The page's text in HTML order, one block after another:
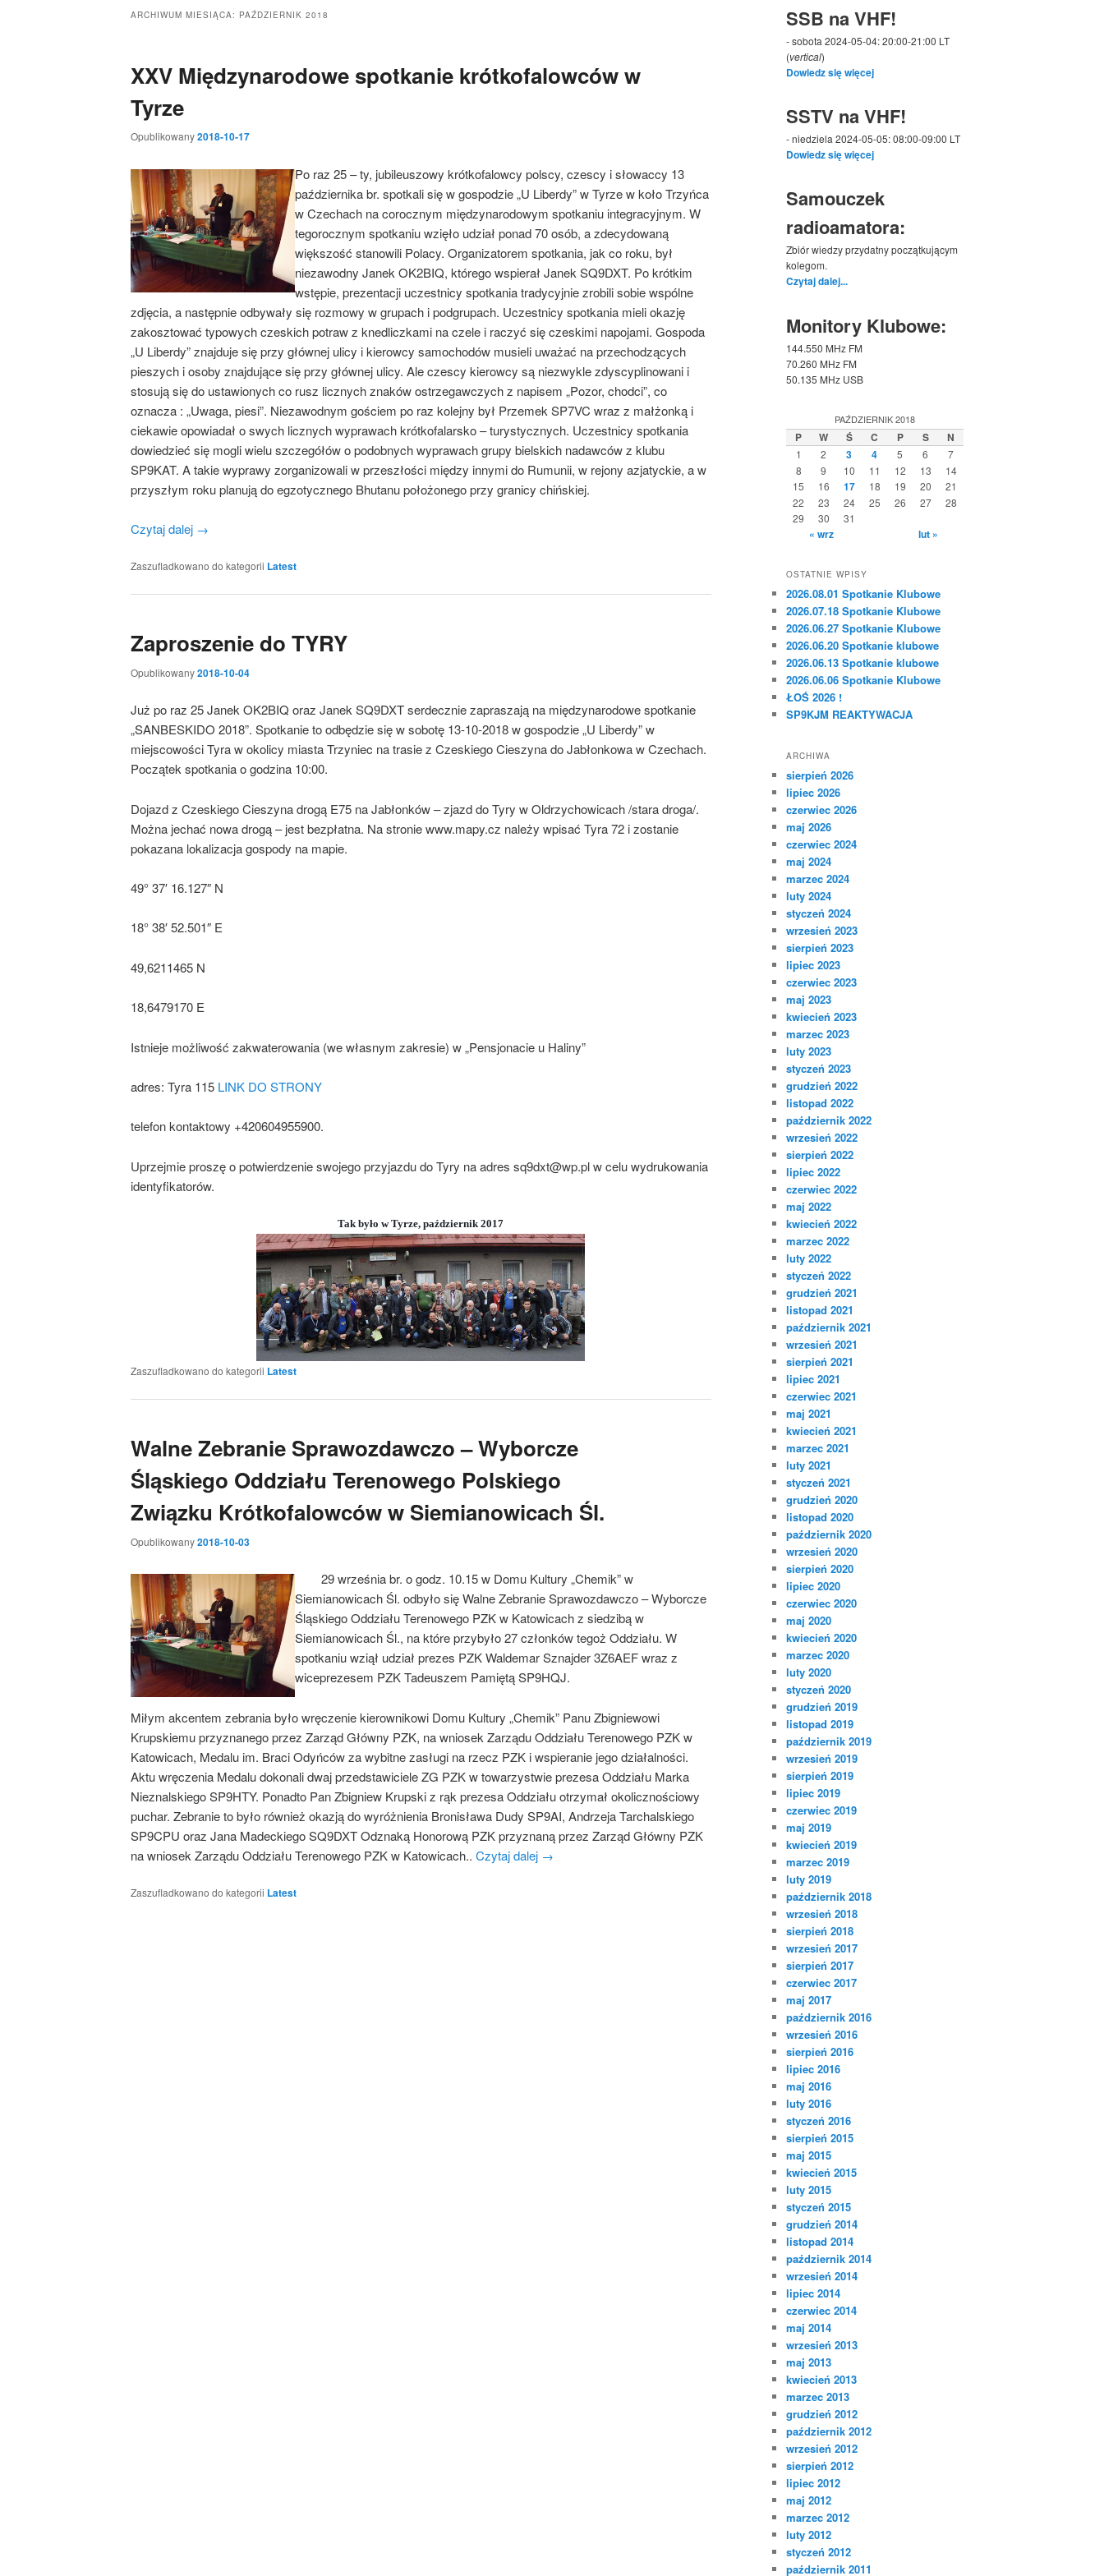
ARCHIWUM MIESIĄCA: PAŹDZIERNIK 2018
XXV Międzynarodowe spotkanie krótkofalowców w
Tyrze
Opublikowany2018-10-17
Po raz 25 – ty, jubileuszowy krótkofalowcy polscy, czescy i słowaccy 13
października br. spotkali się w gospodzie „U Liberdy” w Tyrze w koło Trzyńca
w Czechach na corocznym międzynarodowym spotkaniu integracyjnym. W
tegorocznym spotkaniu wzięło udział ponad 70 osób, a zdecydowaną
większość stanowili Polacy. Organizatorem spotkania, jak co roku, był
niezawodny Janek OK2BIQ, którego wspierał Janek SQ9DXT. Po krótkim
wstępie, prezentacji uczestnicy spotkania tradycyjnie zrobili sobie wspólne
zdjęcia, a następnie odbywały się rozmowy w grupach i podgrupach. Uczestnicy spotkania mieli okazję
zakosztować typowych czeskich potraw z knedliczkami na czele i raczyć się czeskimi napojami. Gospoda
„U Liberdy” znajduje się przy głównej ulicy i kierowcy samochodów musieli uważać na przechodzących
pieszych i osoby znajdujące się przy głównej ulicy. Ale czescy kierowcy są niezwykle zdyscyplinowani i
stosują się do ustawionych co rusz licznych znaków ostrzegawczych z napisem „Pozor, chodci”, co
oznacza : „Uwaga, piesi”. Niezawodnym gościem po raz kolejny był Przemek SP7VC wraz z małżonką i
ciekawie opowiadał o swych licznych wyprawach krótkofalarsko – turystycznych. Uczestnicy spotkania
dowiedzieć się mogli wielu szczegółów o podobnych wyprawach grupy bielskich nadawców z klubu
SP9KAT. A takie wyprawy zorganizowali w przeszłości między innymi do Rumunii, w rejony azjatyckie, a w
przyszłym roku planują do egzotycznego Bhutanu położonego przy granicy chińskiej.
Czytaj dalej →
Zaszufladkowano do kategorii Latest
Zaproszenie do TYRY
Opublikowany2018-10-04
Już po raz 25 Janek OK2BIQ oraz Janek SQ9DXT serdecznie zapraszają na międzynarodowe spotkanie
„SANBESKIDO 2018”. Spotkanie to odbędzie się w sobotę 13-10-2018 w gospodzie „U Liberdy” w
miejscowości Tyra w okolicy miasta Trzyniec na trasie z Czeskiego Cieszyna do Jabłonkowa w Czechach.
Początek spotkania o godzina 10:00.
Dojazd z Czeskiego Cieszyna drogą E75 na Jabłonków – zjazd do Tyry w Oldrzychowicach /stara droga/.
Można jechać nowa drogą – jest bezpłatna. Na stronie www.mapy.cz należy wpisać Tyra 72 i zostanie
pokazana lokalizacja gospody na mapie.
49° 37′ 16.127″ N
18° 38′ 52.501″ E
49,6211465 N
18,6479170 E
Istnieje możliwość zakwaterowania (we własnym zakresie) w „Pensjonacie u Haliny”
adres: Tyra 115 LINK DO STRONY
telefon kontaktowy +420604955900.
Uprzejmie proszę o potwierdzenie swojego przyjazdu do Tyry na adres sq9dxt@wp.pl w celu wydrukowania
identyfikatorów.
Tak było w Tyrze, październik 2017
Zaszufladkowano do kategorii Latest
Walne Zebranie Sprawozdawczo – Wyborcze
Śląskiego Oddziału Terenowego Polskiego
Związku Krótkofalowców w Siemianowicach Śl.
Opublikowany2018-10-03
29 września br. o godz. 10.15 w Domu Kultury „Chemik” w
Siemianowicach Śl. odbyło się Walne Zebranie Sprawozdawczo – Wyborcze
Śląskiego Oddziału Terenowego PZK w Katowicach z siedzibą w
Siemianowicach Śl., na które przybyło 27 członków tegoż Oddziału. W
spotkaniu wziął udział prezes PZK Waldemar Sznajder 3Z6AEF wraz z
wiceprezesem PZK Tadeuszem Pamiętą SP9HQJ.
Miłym akcentem zebrania było wręczenie kierownikowi Domu Kultury „Chemik” Panu Zbigniewowi
Krupskiemu przyznanego przez Zarząd Główny PZK, na wniosek Zarządu Oddziału Terenowego PZK w
Katowicach, Medalu im. Braci Odyńców za wybitne zasługi na rzecz PZK i wspieranie jego działalności.
Aktu wręczenia Medalu dokonali dwaj przedstawiciele ZG PZK w towarzystwie prezesa Oddziału Marka
Nieznalskiego SP9HTY. Ponadto Pan Zbigniew Krupski z rąk prezesa Oddziału otrzymał okolicznościowy
puchar. Zebranie to było również okazją do wyróżnienia Bronisława Dudy SP9AI, Andrzeja Tarchalskiego
SP9CPU oraz Jana Madeckiego SQ9DXT Odznaką Honorową PZK przyznaną przez Zarząd Główny PZK
na wniosek Zarządu Oddziału Terenowego PZK w Katowicach..Czytaj dalej →
Zaszufladkowano do kategorii Latest
SSB na VHF!
- sobota 2024-05-04: 20:00-21:00 LT
(vertical)
Dowiedz się więcej
SSTV na VHF!
- niedziela 2024-05-05: 08:00-09:00 LT
Dowiedz się więcej
Samouczek
radioamatora:
Zbiór wiedzy przydatny początkującym
kolegom.
Czytaj dalej...
Monitory Klubowe:
144.550 MHz FM
70.260 MHz FM
50.135 MHz USB
PAŹDZIERNIK 2018
P W Ś C P S N
1 2 3 4 5 6
7
8
9 10 11 12 13
14
15
16 17 18 19 20
21
22
23 24 25 26 27
28
29
30 31
« wrz lut »
OSTATNIE WPISY
2026.08.01 Spotkanie Klubowe
2026.07.18 Spotkanie Klubowe
2026.06.27 Spotkanie Klubowe
2026.06.20 Spotkanie klubowe
2026.06.13 Spotkanie klubowe
2026.06.06 Spotkanie Klubowe
ŁOŚ 2026 !
SP9KJM REAKTYWACJA
ARCHIWA
sierpień 2026
lipiec 2026
czerwiec 2026
maj 2026
czerwiec 2024
maj 2024
marzec 2024
luty 2024
styczeń 2024
wrzesień 2023
sierpień 2023
lipiec 2023
czerwiec 2023
maj 2023
kwiecień 2023
marzec 2023
luty 2023
styczeń 2023
grudzień 2022
listopad 2022
październik 2022
wrzesień 2022
sierpień 2022
lipiec 2022
czerwiec 2022
maj 2022
kwiecień 2022
marzec 2022
luty 2022
styczeń 2022
grudzień 2021
listopad 2021
październik 2021
wrzesień 2021
sierpień 2021
lipiec 2021
czerwiec 2021
maj 2021
kwiecień 2021
marzec 2021
luty 2021
styczeń 2021
grudzień 2020
listopad 2020
październik 2020
wrzesień 2020
sierpień 2020
lipiec 2020
czerwiec 2020
maj 2020
kwiecień 2020
marzec 2020
luty 2020
styczeń 2020
grudzień 2019
listopad 2019
październik 2019
wrzesień 2019
sierpień 2019
lipiec 2019
czerwiec 2019
maj 2019
kwiecień 2019
marzec 2019
luty 2019
październik 2018
wrzesień 2018
sierpień 2018
wrzesień 2017
sierpień 2017
czerwiec 2017
maj 2017
październik 2016
wrzesień 2016
sierpień 2016
lipiec 2016
maj 2016
luty 2016
styczeń 2016
sierpień 2015
maj 2015
kwiecień 2015
luty 2015
styczeń 2015
grudzień 2014
listopad 2014
październik 2014
wrzesień 2014
lipiec 2014
czerwiec 2014
maj 2014
wrzesień 2013
maj 2013
kwiecień 2013
marzec 2013
grudzień 2012
październik 2012
wrzesień 2012
sierpień 2012
lipiec 2012
maj 2012
marzec 2012
luty 2012
styczeń 2012
październik 2011